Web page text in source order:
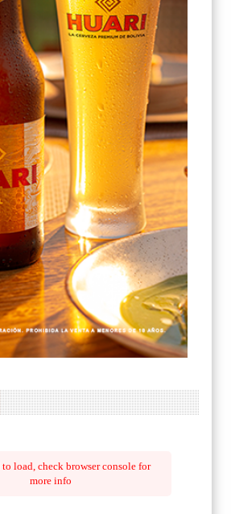
load, check browser console for
more info